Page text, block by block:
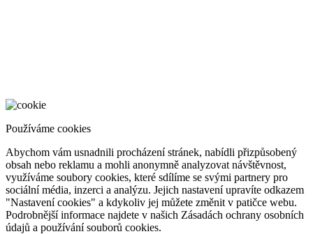
Používáme cookies
Abychom vám usnadnili procházení stránek, nabídli přizpůsobený
obsah nebo reklamu a mohli anonymně analyzovat návštěvnost,
využíváme soubory cookies, které sdílíme se svými partnery pro
sociální média, inzerci a analýzu. Jejich nastavení upravíte odkazem
"Nastavení cookies" a kdykoliv jej můžete změnit v patičce webu.
Podrobnější informace najdete v našich Zásadách ochrany osobních
údajů a používání souborů cookies.